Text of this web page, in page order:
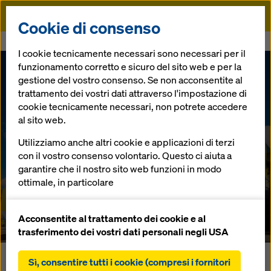
Doka
WE MAKE IT
WORK.
Venite a trovarci al bauma di
Monaco e scoprite di persona
come facciamo a farlo
progetto.
Cookie di consenso
I cookie tecnicamente necessari sono necessari per il
funzionamento corretto e sicuro del sito web e per la
gestione del vostro consenso. Se non acconsentite al
trattamento dei vostri dati attraverso l'impostazione di
cookie tecnicamente necessari, non potrete accedere
al sito web.
Utilizziamo anche altri cookie e applicazioni di terzi
con il vostro consenso volontario. Questo ci aiuta a
garantire che il nostro sito web funzioni in modo
ottimale, in particolare
nostro sito web (cookie funzionali e statistici),
facilitare un processo di acquisto senza problemi
statistici),
Acconsentite al trattamento dei cookie e al
trasferimento dei vostri dati personali negli USA
Sì, consentire tutti i cookie (compresi i fornitori